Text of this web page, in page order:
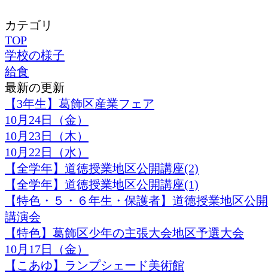
カテゴリ
TOP
学校の様子
給食
最新の更新
【3年生】葛飾区産業フェア
10月24日（金）
10月23日（木）
10月22日（水）
【全学年】道徳授業地区公開講座(2)
【全学年】道徳授業地区公開講座(1)
【特色・５・６年生・保護者】道徳授業地区公
講演会
【特色】葛飾区少年の主張大会地区予選大会
10月17日（金）
【こあゆ】ランプシェード美術館